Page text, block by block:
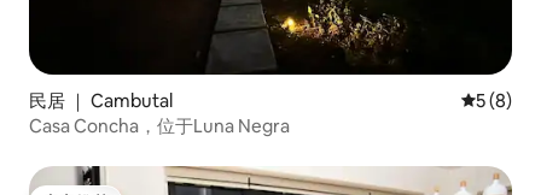
民居 ｜ Cambutal 平均评分
5 (8)
Casa Concha，位于Luna Negra